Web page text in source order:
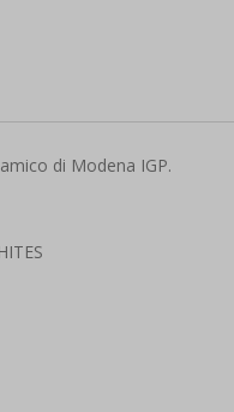
di Modena IGP.